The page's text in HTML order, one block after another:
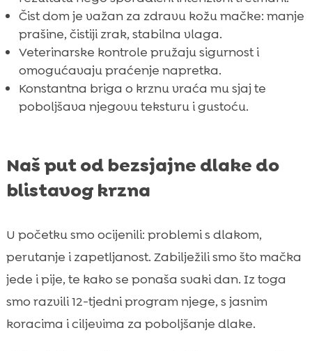
Čist dom je važan za zdravu kožu mačke: manje
prašine, čistiji zrak, stabilna vlaga.
Veterinarske kontrole pružaju sigurnost i
omogućavaju praćenje napretka.
Konstantna briga o krznu vraća mu sjaj te
poboljšava njegovu teksturu i gustoću.
Naš put od bezsjajne dlake do
blistavog krzna
U početku smo ocijenili: problemi s dlakom,
perutanje i zapetljanost. Zabilježili smo što mačka
jede i pije, te kako se ponaša svaki dan. Iz toga
smo razvili 12-tjedni program njege, s jasnim
koracima i ciljevima za poboljšanje dlake.